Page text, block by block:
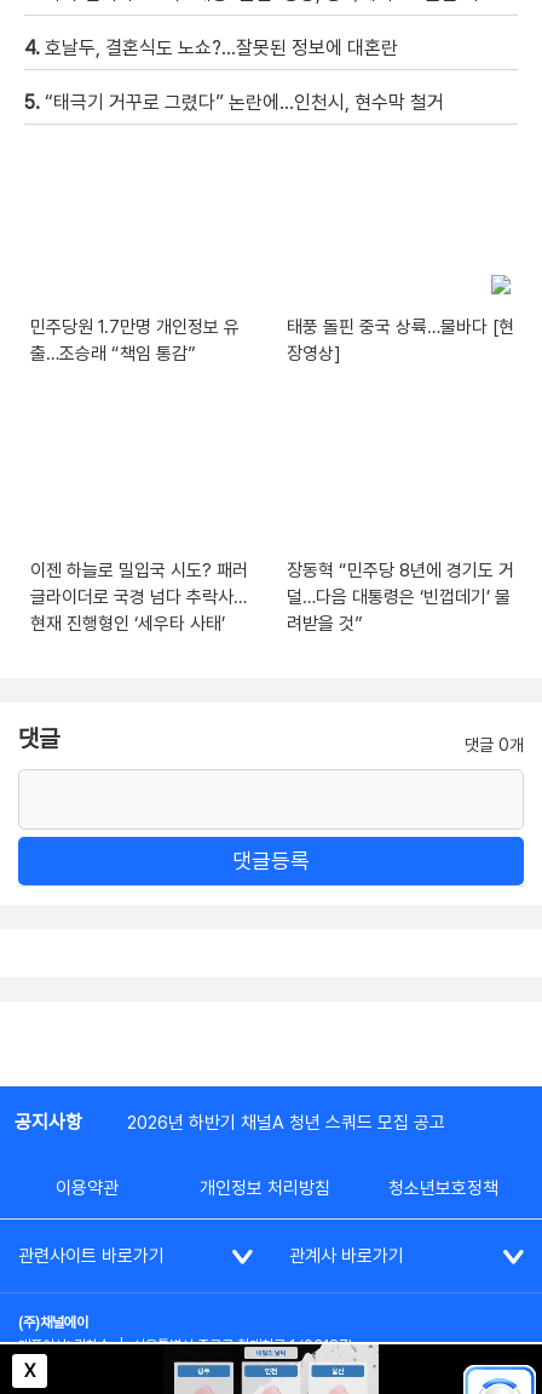
4. 호날두, 결혼식도 노쇼?…잘못된 정보에 대혼란
5. “태극기 거꾸로 그렸다” 논란에…인천시, 현수막 철거
민주당원 1.7만명 개인정보 유
출…조승래 “책임 통감”
태풍 돌핀 중국 상륙…물바다 [현
장영상]
이젠 하늘로 밀입국 시도? 패러
글라이더로 국경 넘다 추락사…
현재 진행형인 ‘세우타 사태’
장동혁 “민주당 8년에 경기도 거
덜…다음 대통령은 ‘빈껍데기’ 물
려받을 것”
댓글 댓글 0개
댓글등록
X
공지사항 2026년 하반기 채널A 청년 스쿼드 모집 공고
이용약관 개인정보 처리방침 청소년보호정책
관련사이트 바로가기 관계사 바로가기
(주)채널에이
대표이사: 김차수 | 서울특별시 종로구 청계천로 1 (03187)
부가통신사업신고: 022357호 | 사업자등록번호: 101-86-62787